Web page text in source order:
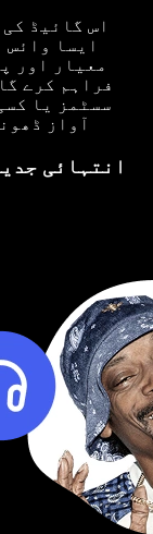
اس گائیڈ
ایسا وائس
معیار اور
فراہم کرے
سسٹمز یا
آواز
انتہائی